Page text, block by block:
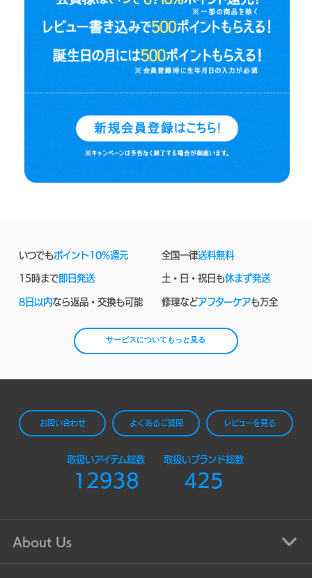
いつでもポイント10%還元 全国一律送料無料
15時まで即日発送 土・日・祝日も休まず発送
8日以内なら返品・交換も可能 修理などアフターケアも万全
サービスについてもっと見る
お問い合わせ よくあるご質問 レビューを見る
取扱いアイテム総数
12938
取扱いブランド総数
425
About Us